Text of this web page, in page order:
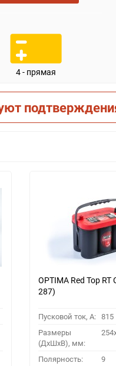
4 - прямая
OPTIMA Red Top
287)
Пусковой ток, A: 815
Размеры
(ДхШхВ), мм:
Полярность: 9